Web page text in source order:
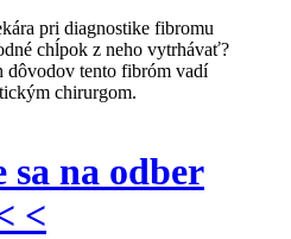
pri diagnostike fibromu
chĺpok z neho vytrhávať?
tento fibróm vadí
chirurgom.
sa na odber
<